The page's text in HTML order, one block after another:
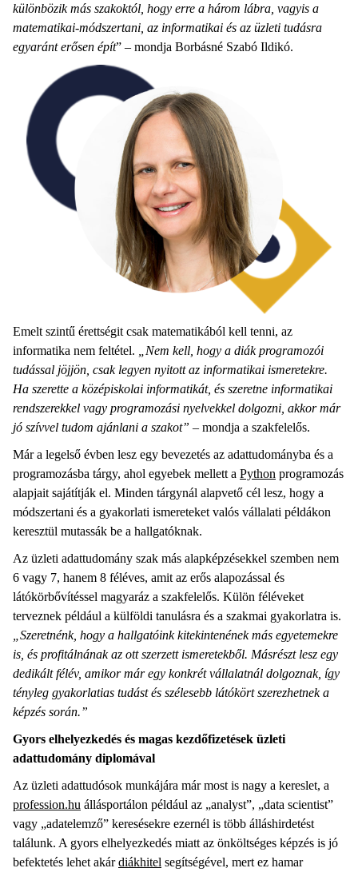
különbözik más szakoktól, hogy erre a három lábra, vagyis a
matematikai-módszertani, az informatikai és az üzleti tudásra
egyaránt erősen épít” – mondja Borbásné Szabó Ildikó.
Emelt szintű érettségit csak matematikából kell tenni, az
informatika nem feltétel.
„Nem kell, hogy a diák programozói
tudással jöjjön, csak legyen nyitott az informatikai ismeretekre.
Ha szerette a középiskolai informatikát, és szeretne informatikai
rendszerekkel vagy programozási nyelvekkel dolgozni, akkor már
jó szívvel tudom ajánlani a szakot” – mondja a szakfelelős.
Már a legelső évben lesz egy bevezetés az adattudományba és a
programozásba tárgy, ahol egyebek mellett a Python programozás
alapjait sajátítják el. Minden tárgynál alapvető cél lesz, hogy a
módszertani és a gyakorlati ismereteket valós vállalati példákon
keresztül mutassák be a hallgatóknak.
Az üzleti adattudomány szak más alapképzésekkel szemben nem
6 vagy 7, hanem 8 féléves, amit az erős alapozással és
látókörbővítéssel magyaráz a szakfelelős. Külön féléveket
terveznek például a külföldi tanulásra és a szakmai gyakorlatra is.
„Szeretnénk, hogy a hallgatóink kitekintenének más egyetemekre
is, és profitálnának az ott szerzett ismeretekből. Másrészt lesz egy
dedikált félév, amikor már egy konkrét vállalatnál dolgoznak, így
tényleg gyakorlatias tudást és szélesebb látókört szerezhetnek a
képzés során.”
Gyors elhelyezkedés és magas kezdőfizetések üzleti
adattudomány diplomával
Az üzleti adattudósok munkájára már most is nagy a kereslet, a
profession.hu állásportálon például az „analyst”, „data scientist”
vagy „adatelemző” keresésekre ezernél is több álláshirdetést
találunk. A gyors elhelyezkedés miatt az önköltséges képzés is jó
befektetés lehet akárdiákhitel segítségével, mert ez hamar